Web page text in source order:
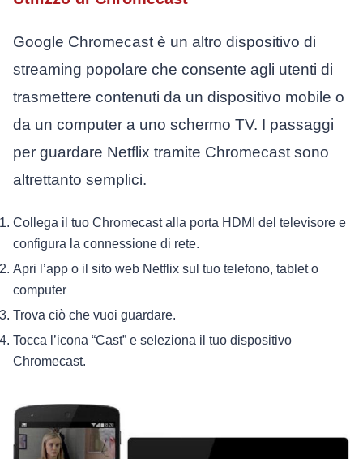
Google Chromecast è un altro dispositivo di
streaming popolare che consente agli utenti di
trasmettere contenuti da un dispositivo mobile o
da un computer a uno schermo TV. I passaggi
per guardare Netflix tramite Chromecast sono
altrettanto semplici.
Collega il tuo Chromecast alla porta HDMI del televisore e
configura la connessione di rete.
Apri l’app o il sito web Netflix sul tuo telefono, tablet o
computer
Trova ciò che vuoi guardare.
Tocca l’icona “Cast” e seleziona il tuo dispositivo
Chromecast.